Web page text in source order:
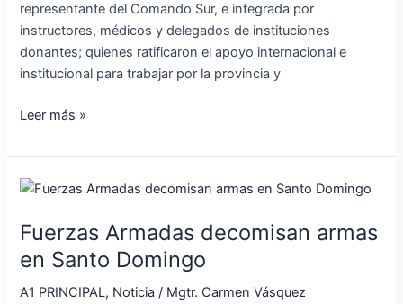
representante del Comando Sur, e integrada por
instructores, médicos y delegados de instituciones
donantes; quienes ratificaron el apoyo internacional e
institucional para trabajar por la provincia y
San
Cristóbal
–
Galápagos
Leer más »
Fuerzas Armadas decomisan armas
en Santo Domingo
A1 PRINCIPAL, Noticia / Mgtr. Carmen Vásquez
Fuerzas
decomisan
armas
en
Santo